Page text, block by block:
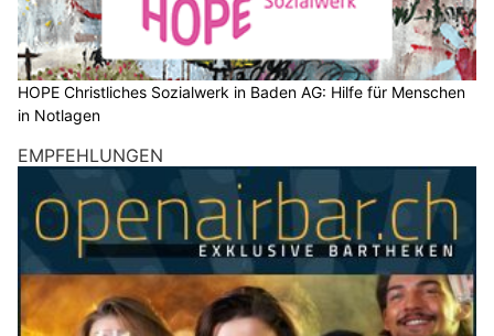
HOPE Christliches Sozialwerk in Baden AG: Hilfe für Menschen
in Notlagen
EMPFEHLUNGEN